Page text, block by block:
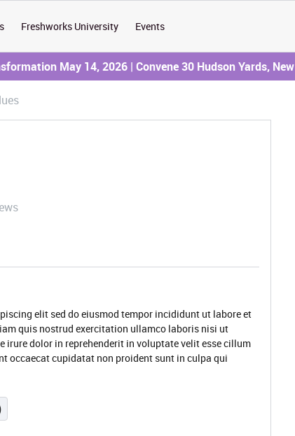
Freshworks University Events
May 14, 2026 | Convene 30 Hudson Yards,
elit sed do eiusmod tempor incididunt ut labore et
quis nostrud exercitation ullamco laboris nisi ut
irure dolor in reprehenderit in voluptate velit esse cillum
occaecat cupidatat non proident sunt in culpa qui